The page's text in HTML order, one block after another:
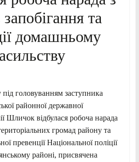
та
домашньому
головуванням заступника
районної державної
Шличок відбулася робоча нарада
громад району та
превенції Національної поліції
районі, присвячена